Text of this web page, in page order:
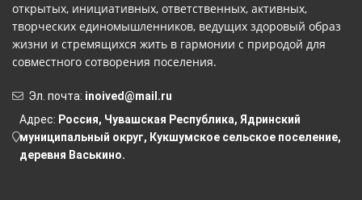
открытых, инициативных, ответственных, активных,
творческих единомышленников, ведущих здоровый образ
жизни и стремящихся жить в гармонии с природой для
совместного сотворения поселения.
Эл. почта: inoived@mail.ru
Адрес: Россия, Чувашская Республика, Ядринский
муниципальный округ, Кукшумское сельское поселение,
деревня Васькино.